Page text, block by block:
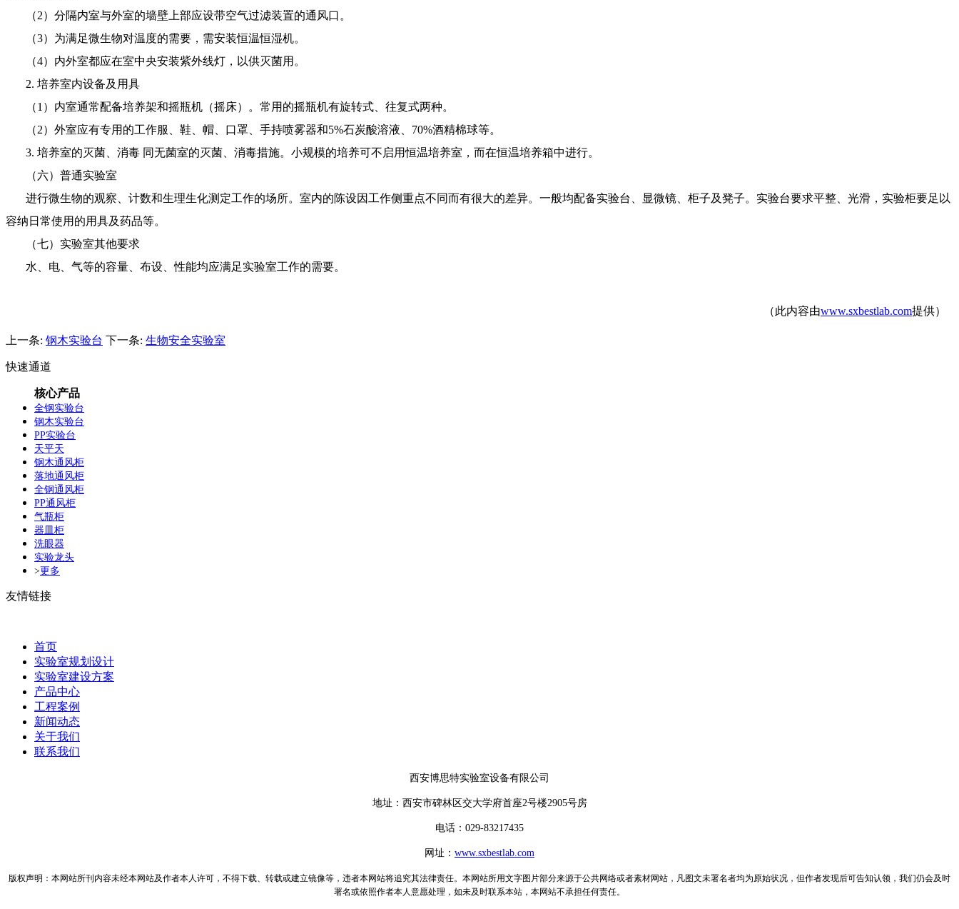
（2）分隔内室与外室的墙壁上部应设带空气过滤装置的通风口。
（3）为满足微生物对温度的需要，需安装恒温恒湿机。
（4）内外室都应在室中央安装紫外线灯，以供灭菌用。
2. 培养室内设备及用具
（1）内室通常配备培养架和摇瓶机（摇床）。常用的摇瓶机有旋转式、往复式两种。
（2）外室应有专用的工作服、鞋、帽、口罩、手持喷雾器和5%石炭酸溶液、70%酒精棉球等。
3. 培养室的灭菌、消毒 同无菌室的灭菌、消毒措施。小规模的培养可不启用恒温培养室，而在恒温培养箱中进行。
（六）普通实验室
进行微生物的观察、计数和生理生化测定工作的场所。室内的陈设因工作侧重点不同而有很大的差异。一般均配备实验台、显微镜、柜子及凳子。实验台要求平整、光滑，实验柜要足以
容纳日常使用的用具及药品等。
（七）实验室其他要求
水、电、气等的容量、布设、性能均应满足实验室工作的需要。
（此内容由www.sxbestlab.com提供）
上一条: 钢木实验台 下一条: 生物安全实验室
快速通道
核心产品
全钢实验台
钢木实验台
PP实验台
天平天
钢木通风柜
落地通风柜
全钢通风柜
PP通风柜
气瓶柜
器皿柜
洗眼器
实验龙头
>更多
友情链接
首页
实验室规划设计
实验室建设方案
产品中心
工程案例
新闻动态
关于我们
联系我们
西安博思特实验室设备有限公司
地址 ： 西安市碑林区交大学府首座2号楼2905号房
电话：029-83217435
网址： www.sxbestlab.com
版权声明：本网站所刊内容未经本网站及作者本人许可，不得下载、转载或建立镜像等，违者本网站将追究其法律责任。本网站所用文字图片部分来源于公共网络或者素材网站，凡图文未署名者均为原始状况，但作者发现后可告知认领，我们仍会及时
署名或依照作者本人意愿处理，如未及时联系本站，本网站不承担任何责任。